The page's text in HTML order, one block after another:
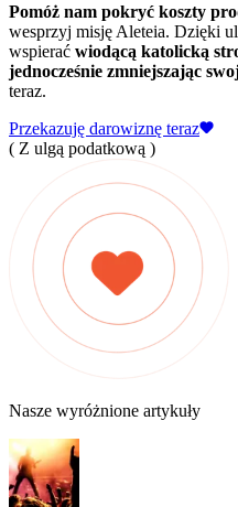
Pomóż nam pokryć koszty
wesprzyj misję Aleteia. Dzięki
wspierać wiodącą katolicką
jednocześnie zmniejszając
teraz.
Przekazuję darowiznę teraz
( Z ulgą podatkową )
Nasze wyróżnione artykuły